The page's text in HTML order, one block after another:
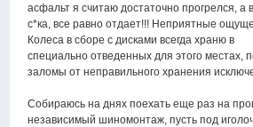
асфальт я считаю достаточно прогрелся, а
с*ка, все равно отдает!!! Неприятные
Колеса в сборе с дисками всегда храню в
специально отведенных для этого местах,
заломы от неправильного хранения
Собираюсь на днях поехать еще раз на
независимый шиномонтаж, пусть под